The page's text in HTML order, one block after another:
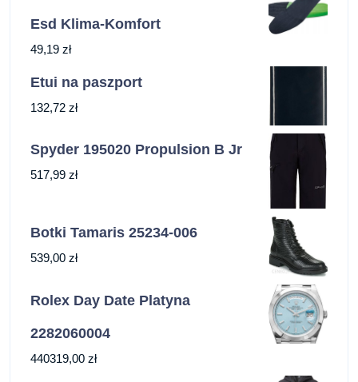
Esd Klima-Komfort
49,19 zł
Etui na paszport
132,72 zł
Spyder 195020 Propulsion B Jr
517,99 zł
Botki Tamaris 25234-006
539,00 zł
Rolex Day Date Platyna
2282060004
440319,00 zł